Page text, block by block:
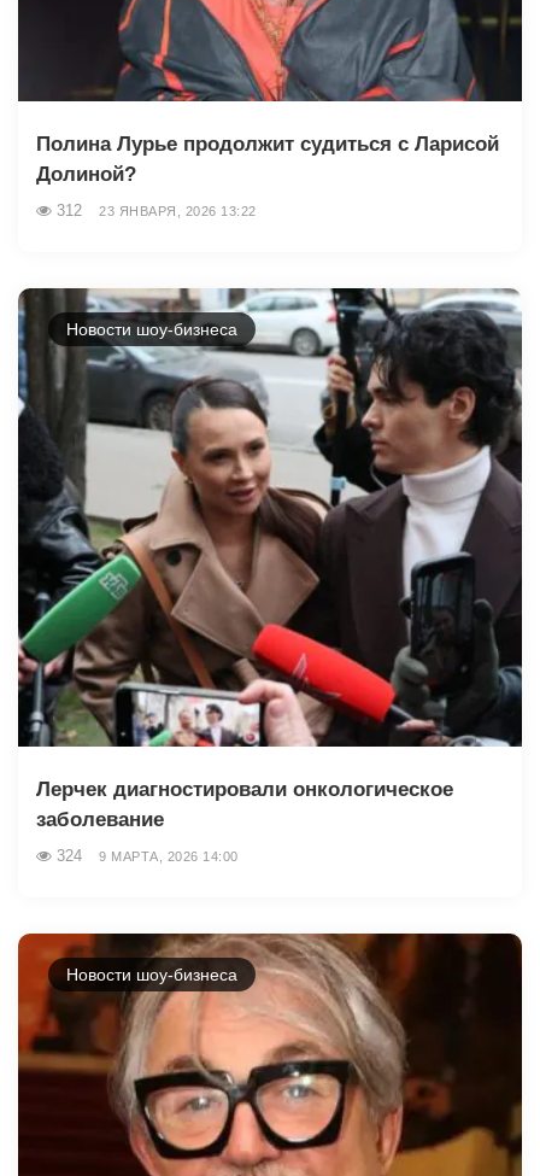
Полина Лурье продолжит судиться с Ларисой
Долиной?
312 23 ЯНВАРЯ, 2026 13:22
Новости шоу-бизнеса
Лерчек диагностировали онкологическое
заболевание
324 9 МАРТА, 2026 14:00
Новости шоу-бизнеса